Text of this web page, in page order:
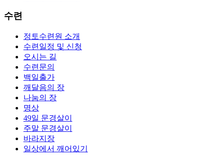
수련
정토수련원 소개
수련일정 및 신청
오시는 길
수련문의
백일출가
깨달음의 장
나눔의 장
명상
49일 문경살이
주말 문경살이
바라지장
일상에서 깨어있기